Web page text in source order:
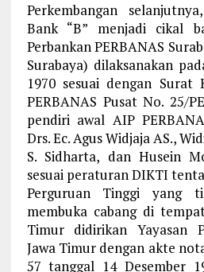
Perkembangan
Bank “B” menjadi cikal
Perbankan PERBANAS
Surabaya) dilaksanakan
1970 sesuai dengan Surat
PERBANAS Pusat No. 25/
pendiri awal AIP
Drs. Ec. Agus Widjaja AS.,
S. Sidharta, dan Husein
sesuai peraturan DIKTI
Perguruan Tinggi yang
membuka cabang di
Timur didirikan Yayasan
Jawa Timur dengan akte
57 tanggal 14 Desember